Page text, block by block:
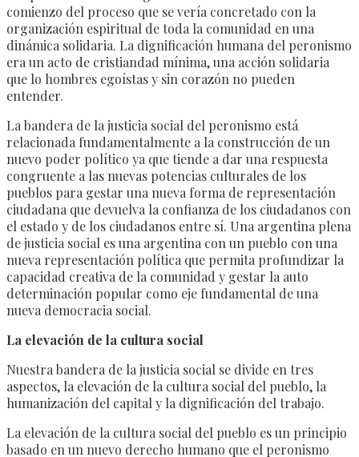
comienzo del proceso que se vería concretado con la
organización espiritual de toda la comunidad en una
dinámica solidaria. La dignificación humana del peronismo
era un acto de cristiandad mínima, una acción solidaria
que lo hombres egoístas y sin corazón no pueden
entender.
La bandera de la justicia social del peronismo está
relacionada fundamentalmente a la construcción de un
nuevo poder político ya que tiende a dar una respuesta
congruente a las nuevas potencias culturales de los
pueblos para gestar una nueva forma de representación
ciudadana que devuelva la confianza de los ciudadanos con
el estado y de los ciudadanos entre sí. Una argentina plena
de justicia social es una argentina con un pueblo con una
nueva representación política que permita profundizar la
capacidad creativa de la comunidad y gestar la auto
determinación popular como eje fundamental de una
nueva democracia social.
La elevación de la cultura social
Nuestra bandera de la justicia social se divide en tres
aspectos, la elevación de la cultura social del pueblo, la
humanización del capital y la dignificación del trabajo.
La elevación de la cultura social del pueblo es un principio
basado en un nuevo derecho humano que el peronismo